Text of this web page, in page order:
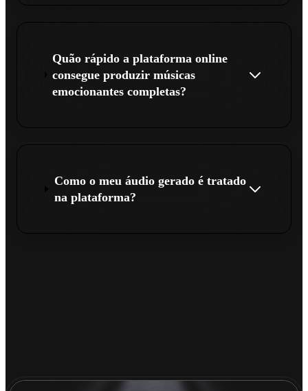
Quão rápido a plataforma online
consegue produzir músicas
emocionantes completas?
Como o meu áudio gerado é tratado
na plataforma?